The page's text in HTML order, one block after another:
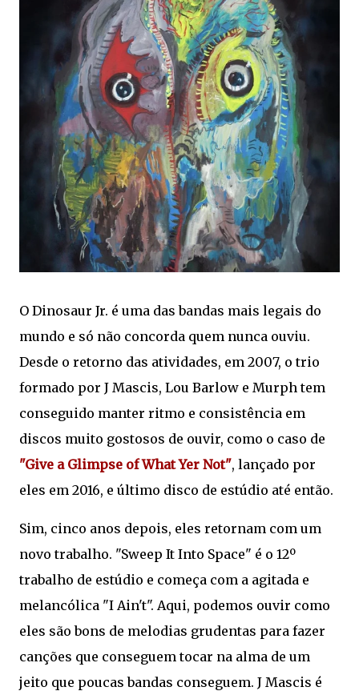
O Dinosaur Jr. é uma das bandas mais legais do
mundo e só não concorda quem nunca ouviu.
Desde o retorno das atividades, em 2007, o trio
formado por J Mascis, Lou Barlow e Murph tem
conseguido manter ritmo e consistência em
discos muito gostosos de ouvir, como o caso de
"Give a Glimpse of What Yer Not", lançado por
eles em 2016, e último disco de estúdio até então.
Sim, cinco anos depois, eles retornam com um
novo trabalho. "Sweep It Into Space" é o 12º
trabalho de estúdio e começa com a agitada e
melancólica "I Ain't". Aqui, podemos ouvir como
eles são bons de melodias grudentas para fazer
canções que conseguem tocar na alma de um
jeito que poucas bandas conseguem. J Mascis é